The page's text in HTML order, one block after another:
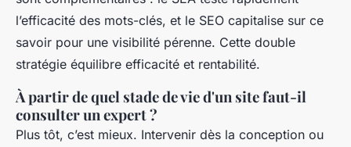
l’efficacité des mots-clés, et le SEO capitalise sur ce
savoir pour une visibilité pérenne. Cette double
stratégie équilibre efficacité et rentabilité.
À partir de quel stade de vie d'un site faut-il
consulter un expert ?
Plus tôt, c’est mieux. Intervenir dès la conception ou